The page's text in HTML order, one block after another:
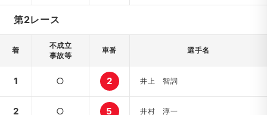
第2レース
着
不成立
事故等
車番 選手名
1 ○ 2 井上 智詞
2 ○ 5 井村 淳一